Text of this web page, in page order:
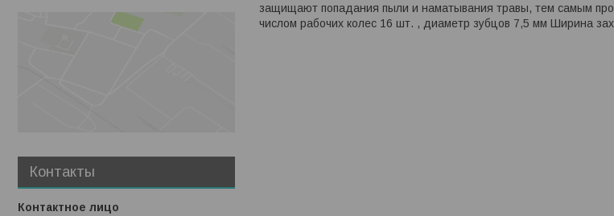
защищают попадания пыли и наматывания травы, тем самым
числом рабочих колес 16 шт. , диаметр зубцов 7,5 мм Ширина
Контакты